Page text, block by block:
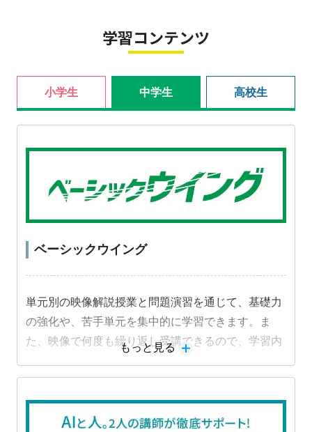
学習コンテンツ
小学生 中学生 高校生
ベーシックウイング
単元別の映像解説授業と問題演習を通じて、基礎力
の強化や、苦手単元を集中的に学習できます。ま
た、映像で何度も繰り返し受講できるので、学習内
もっと見る